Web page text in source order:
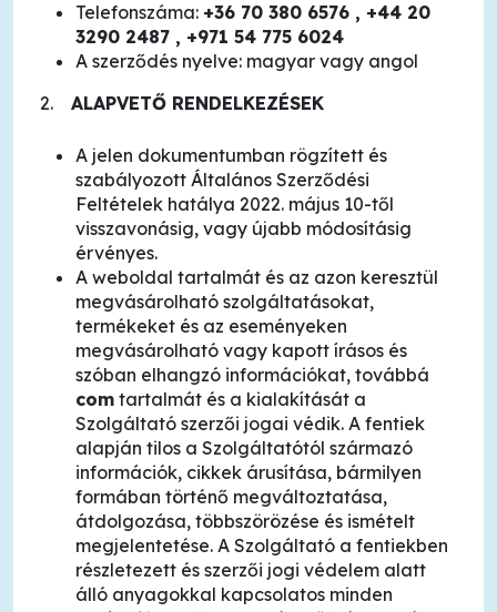
Telefonszáma: +36 70 380 6576 , +44 20
3290 2487 , +971 54 775 6024
A szerződés nyelve: magyar vagy angol
ALAPVETŐ RENDELKEZÉSEK
A jelen dokumentumban rögzített és
szabályozott Általános Szerződési
Feltételek hatálya 2022. május 10-től
visszavonásig, vagy újabb módosításig
érvényes.
A weboldal tartalmát és az azon keresztül
megvásárolható szolgáltatásokat,
termékeket és az eseményeken
megvásárolható vagy kapott írásos és
szóban elhangzó információkat, továbbá
com tartalmát és a kialakítását a
Szolgáltató szerzői jogai védik. A fentiek
alapján tilos a Szolgáltatótól származó
információk, cikkek árusítása, bármilyen
formában történő megváltoztatása,
átdolgozása, többszörözése és ismételt
megjelentetése. A Szolgáltató a fentiekben
részletezett és szerzői jogi védelem alatt
álló anyagokkal kapcsolatos minden